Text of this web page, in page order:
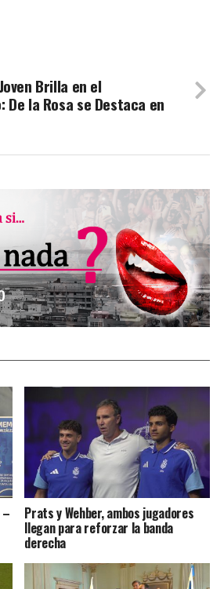
Brilla en el
De la Rosa se Destaca en
Prats y Wehber, ambos jugadores
llegan para reforzar la banda
derecha